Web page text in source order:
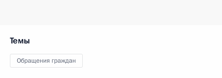
Темы
Обращения граждан